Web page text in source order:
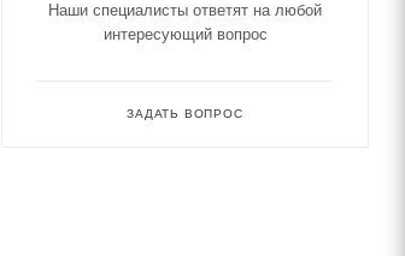
Наши специалисты ответят на любой
интересующий вопрос
ЗАДАТЬ ВОПРОС